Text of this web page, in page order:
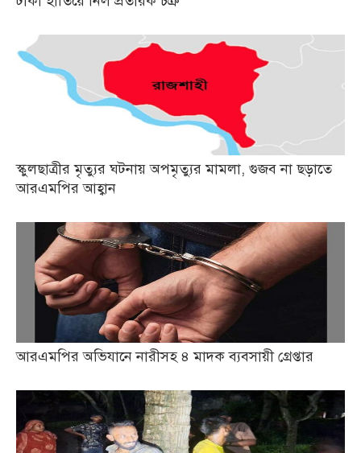
স্কুলছাত্রীর মৃত্যুর ঘটনায় অপমৃত্যুর মামলা, গুজব না ছড়াতে
আরএমপির আহ্বান
আরএমপির অভিযানে নারীসহ ৪ মাদক ব্যবসায়ী গ্রেপ্তার